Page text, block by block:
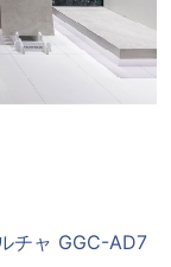
チャ GGC-AD7